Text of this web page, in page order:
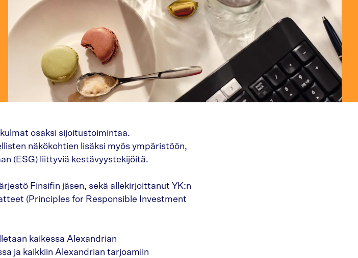
osaksi sijoitustoimintaa.
näkökohtien lisäksi myös ympäristöön,
(ESG) liittyviä kestävyystekijöitä.
Finsifin jäsen, sekä allekirjoittanut YK:n
(Principles for Responsible Investment
kaikessa Alexandrian
ja kaikkiin Alexandrian tarjoamiin